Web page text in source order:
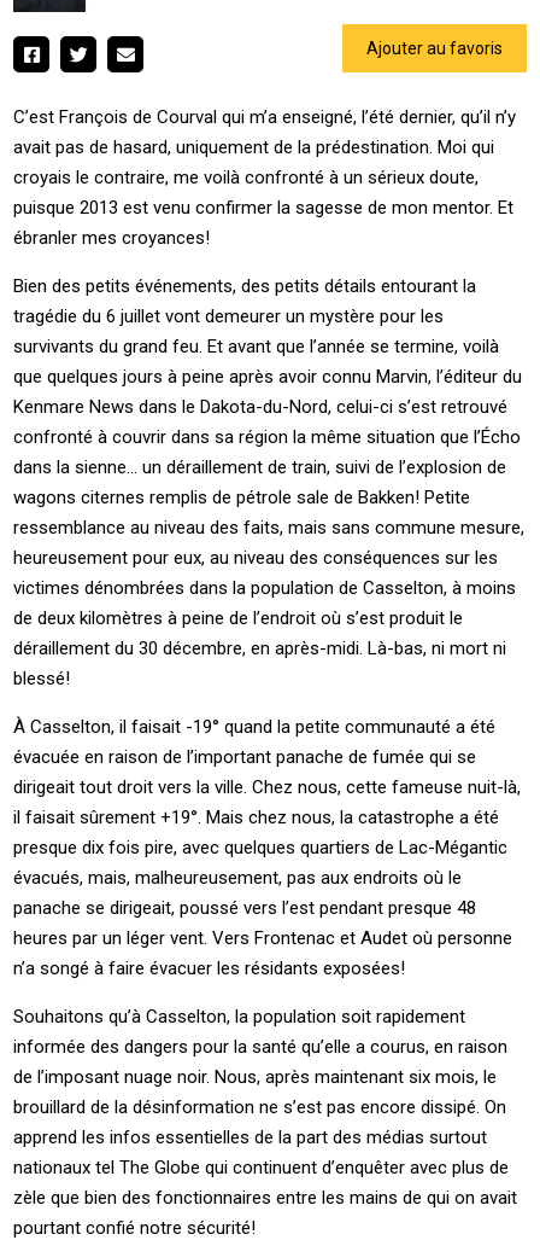
Ajouter au favoris
C’est François de Courval qui m’a enseigné, l’été dernier, qu’il n’y
avait pas de hasard, uniquement de la prédestination. Moi qui
croyais le contraire, me voilà confronté à un sérieux doute,
puisque 2013 est venu confirmer la sagesse de mon mentor. Et
ébranler mes croyances!
Bien des petits événements, des petits détails entourant la
tragédie du 6 juillet vont demeurer un mystère pour les
survivants du grand feu. Et avant que l’année se termine, voilà
que quelques jours à peine après avoir connu Marvin, l’éditeur du
Kenmare News dans le Dakota-du-Nord, celui-ci s’est retrouvé
confronté à couvrir dans sa région la même situation que l’Écho
dans la sienne… un déraillement de train, suivi de l’explosion de
wagons citernes remplis de pétrole sale de Bakken! Petite
ressemblance au niveau des faits, mais sans commune mesure,
heureusement pour eux, au niveau des conséquences sur les
victimes dénombrées dans la population de Casselton, à moins
de deux kilomètres à peine de l’endroit où s’est produit le
déraillement du 30 décembre, en après-midi. Là-bas, ni mort ni
blessé!
À Casselton, il faisait -19° quand la petite communauté a été
évacuée en raison de l’important panache de fumée qui se
dirigeait tout droit vers la ville. Chez nous, cette fameuse nuit-là,
il faisait sûrement +19°. Mais chez nous, la catastrophe a été
presque dix fois pire, avec quelques quartiers de Lac-Mégantic
évacués, mais, malheureusement, pas aux endroits où le
panache se dirigeait, poussé vers l’est pendant presque 48
heures par un léger vent. Vers Frontenac et Audet où personne
n’a songé à faire évacuer les résidants exposées!
Souhaitons qu’à Casselton, la population soit rapidement
informée des dangers pour la santé qu’elle a courus, en raison
de l’imposant nuage noir. Nous, après maintenant six mois, le
brouillard de la désinformation ne s’est pas encore dissipé. On
apprend les infos essentielles de la part des médias surtout
nationaux tel The Globe qui continuent d’enquêter avec plus de
zèle que bien des fonctionnaires entre les mains de qui on avait
pourtant confié notre sécurité!